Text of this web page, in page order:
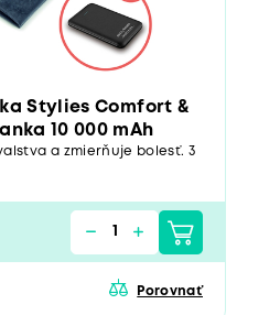
Stylies Comfort &
10 000 mAh
a zmierňuje bolesť. 3
Porovnať